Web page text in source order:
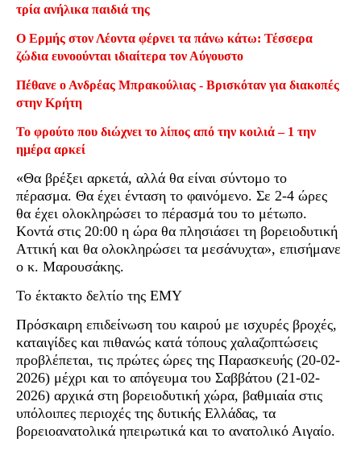
τρία ανήλικα παιδιά της
Ο Ερμής στον Λέοντα φέρνει τα πάνω κάτω: Τέσσερα
ζώδια ευνοούνται ιδιαίτερα τον Αύγουστο
Πέθανε ο Ανδρέας Μπρακούλιας - Βρισκόταν για διακοπές
στην Κρήτη
Το φρούτο που διώχνει το λίπος από την κοιλιά – 1 την
ημέρα αρκεί
«Θα βρέξει αρκετά, αλλά θα είναι σύντομο το
πέρασμα. Θα έχει ένταση το φαινόμενο. Σε 2-4 ώρες
θα έχει ολοκληρώσει το πέρασμά του το μέτωπο.
Κοντά στις 20:00 η ώρα θα πλησιάσει τη βορειοδυτική
Αττική και θα ολοκληρώσει τα μεσάνυχτα», επισήμανε
ο κ. Μαρουσάκης.
Το έκτακτο δελτίο της ΕΜΥ
Πρόσκαιρη επιδείνωση του καιρού με ισχυρές βροχές,
καταιγίδες και πιθανώς κατά τόπους χαλαζοπτώσεις
προβλέπεται, τις πρώτες ώρες της Παρασκευής (20-02-
2026) μέχρι και το απόγευμα του Σαββάτου (21-02-
2026) αρχικά στη βορειοδυτική χώρα, βαθμιαία στις
υπόλοιπες περιοχές της δυτικής Ελλάδας, τα
βορειοανατολικά ηπειρωτικά και το ανατολικό Αιγαίο.